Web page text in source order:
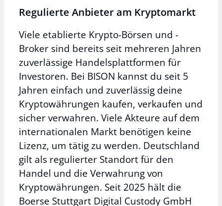
Regulierte Anbieter am Kryptomarkt
Viele etablierte Krypto-Börsen und -
Broker sind bereits seit mehreren Jahren
zuverlässige Handelsplattformen für
Investoren. Bei BISON kannst du seit 5
Jahren einfach und zuverlässig deine
Kryptowährungen kaufen, verkaufen und
sicher verwahren. Viele Akteure auf dem
internationalen Markt benötigen keine
Lizenz, um tätig zu werden. Deutschland
gilt als regulierter Standort für den
Handel und die Verwahrung von
Kryptowährungen. Seit 2025 hält die
Boerse Stuttgart Digital Custody GmbH